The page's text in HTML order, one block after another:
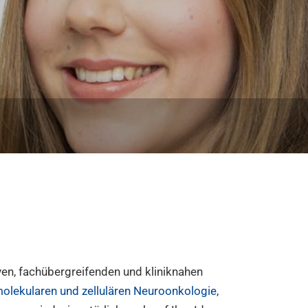
fachübergreifenden und kliniknahen
und zellulären Neuroonkologie,